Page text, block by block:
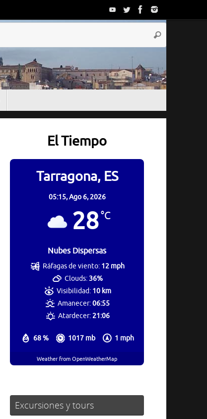
Buscar
El Tiempo
Tarragona, ES
05:15,Ago 6, 2026
28°C
Nubes Dispersas
68 % 1017 mb 1 mph
Ráfagas de viento: 12 mph
Clouds:36%
Visibilidad: 10 km
Amanecer:06:55
Atardecer:21:06
Weather from OpenWeatherMap
Excursiones y tours